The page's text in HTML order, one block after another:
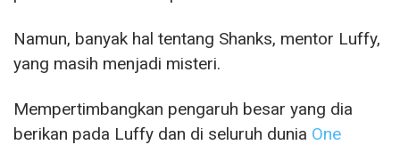
Namun, banyak hal tentang Shanks, mentor Luffy,
yang masih menjadi misteri.
Mempertimbangkan pengaruh besar yang dia
berikan pada Luffy dan di seluruh dunia One